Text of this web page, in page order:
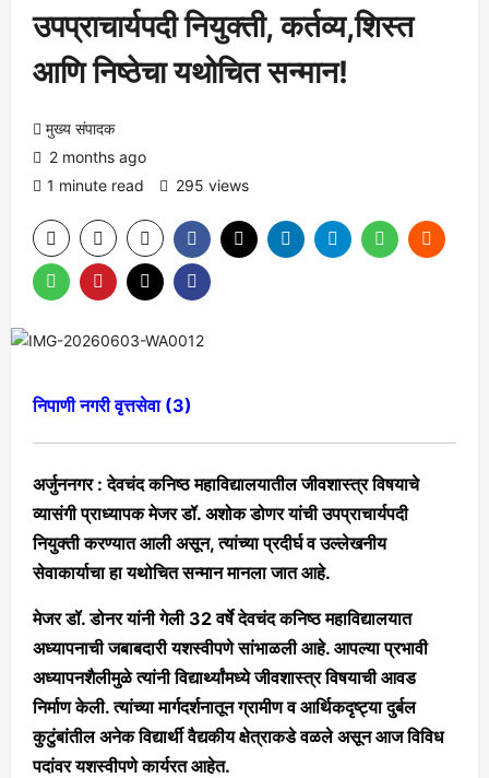
उपप्राचार्यपदी नियुक्ती, कर्तव्य,शिस्त
आणि निष्ठेचा यथोचित सन्मान!
मुख्य संपादक
2 months ago
1 minute read
295 views
निपाणी नगरी वृत्तसेवा (3)
अर्जुननगर : देवचंद कनिष्ठ महाविद्यालयातील जीवशास्त्र विषयाचे
व्यासंगी प्राध्यापक मेजर डॉ. अशोक डोणर यांची उपप्राचार्यपदी
नियुक्ती करण्यात आली असून, त्यांच्या प्रदीर्घ व उल्लेखनीय
सेवाकार्याचा हा यथोचित सन्मान मानला जात आहे.
मेजर डॉ. डोनर यांनी गेली 32 वर्षे देवचंद कनिष्ठ महाविद्यालयात
अध्यापनाची जबाबदारी यशस्वीपणे सांभाळली आहे. आपल्या प्रभावी
अध्यापनशैलीमुळे त्यांनी विद्यार्थ्यांमध्ये जीवशास्त्र विषयाची आवड
निर्माण केली. त्यांच्या मार्गदर्शनातून ग्रामीण व आर्थिकदृष्ट्या दुर्बल
कुटुंबांतील अनेक विद्यार्थी वैद्यकीय क्षेत्राकडे वळले असून आज विविध
पदांवर यशस्वीपणे कार्यरत आहेत.